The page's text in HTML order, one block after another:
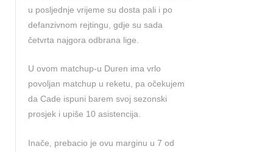
u posljednje vrijeme su dosta pali i po
defanzivnom rejtingu, gdje su sada
četvrta najgora odbrana lige.
U ovom matchup-u Duren ima vrlo
povoljan matchup u reketu, pa očekujem
da Cade ispuni barem svoj sezonski
prosjek i upiše 10 asistencija.
Inače, prebacio je ovu marginu u 7 od